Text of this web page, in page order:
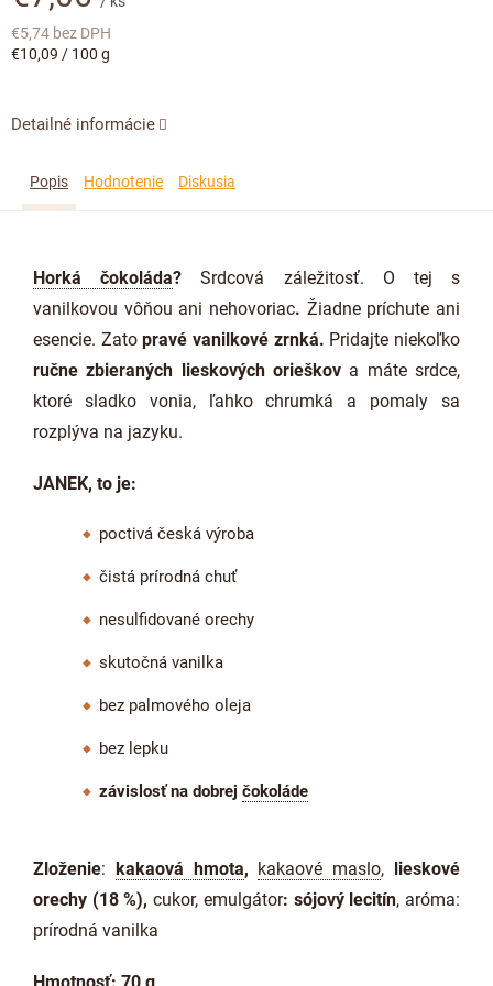
€5,74 bez DPH
Jednotková
€10,09 / 100 g
Detailné informácie
Popis Hodnotenie Diskusia
Horká čokoláda?Srdcová záležitosť. O tej s
vanilkovou vôňou ani nehovoriac. Žiadne príchute ani
esencie. Zatopravé vanilkové zrnká. Pridajte niekoľko
ručne zbieraných lieskových orieškov a máte srdce,
ktoré sladko vonia, ľahko chrumká a pomaly sa
rozplýva na jazyku.
JANEK, to je:
poctivá česká výroba
čistá prírodná chuť
nesulfidované orechy
skutočná vanilka
bez palmového oleja
bez lepku
závislosť na dobrej čokoláde
Zloženie: kakaová hmota, kakaové maslo, lieskové
orechy (18 %),cukor, emulgátor: sójový lecitín, aróma:
prírodná vanilka